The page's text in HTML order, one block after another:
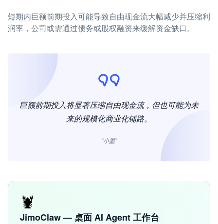
短期内巨额前期投入可能导致自由现金流大幅减少并压缩利
润率，公司或需通过债务或股权融资来缓解资金缺口。
巨额前期投入将显著压缩自由现金流，但也可能为未
来的规模化商业化铺路。
“小墨”
🦞
JimoClaw — 桌面 AI Agent 工作台